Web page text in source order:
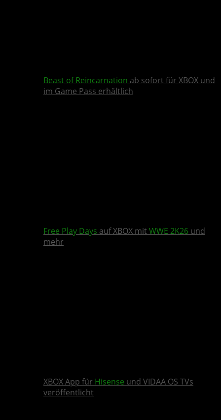
Beast of Reincarnation ab sofort für XBOX und
im Game Pass erhältlich
Free Play Days auf XBOX mit WWE 2K26 und
mehr
XBOX App für Hisense und VIDAA OS TVs
veröffentlicht